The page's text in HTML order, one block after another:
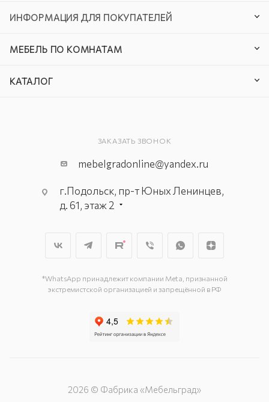
ИНФОРМАЦИЯ ДЛЯ ПОКУПАТЕЛЕЙ
МЕБЕЛЬ ПО КОМНАТАМ
КАТАЛОГ
ЗАКАЗАТЬ ЗВОНОК
mebelgradonline@yandex.ru
г.Подольск, пр-т Юных Ленинцев,
д. 61, этаж 2
г. Подольск, ул. Станционная, д. 11
*WhatsApp принадлежит компании Meta, признанной
экстремистской организацией и запрещённой в РФ
2026 © Фабрика «Мебельград»